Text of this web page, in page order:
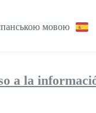
мовою
a la